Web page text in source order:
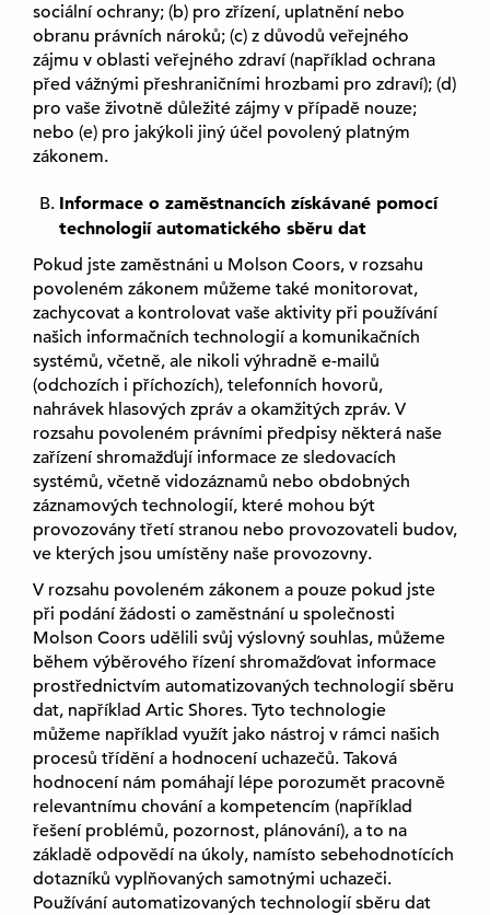
sociální ochrany; (b) pro zřízení, uplatnění nebo
obranu právních nároků; (c) z důvodů veřejného
zájmu v oblasti veřejného zdraví (například ochrana
před vážnými přeshraničními hrozbami pro zdraví); (d)
pro vaše životně důležité zájmy v případě nouze;
nebo (e) pro jakýkoli jiný účel povolený platným
zákonem.
Informace o zaměstnancích získávané pomocí
technologií automatického sběru dat
Pokud jste zaměstnáni u Molson Coors, v rozsahu
povoleném zákonem můžeme také monitorovat,
zachycovat a kontrolovat vaše aktivity při používání
našich informačních technologií a komunikačních
systémů, včetně, ale nikoli výhradně e-mailů
(odchozích i příchozích), telefonních hovorů,
nahrávek hlasových zpráv a okamžitých zpráv. V
rozsahu povoleném právními předpisy některá naše
zařízení shromažďují informace ze sledovacích
systémů, včetně vidozáznamů nebo obdobných
záznamových technologií, které mohou být
provozovány třetí stranou nebo provozovateli budov,
ve kterých jsou umístěny naše provozovny.
V rozsahu povoleném zákonem a pouze pokud jste
při podání žádosti o zaměstnání u společnosti
Molson Coors udělili svůj výslovný souhlas, můžeme
během výběrového řízení shromažďovat informace
prostřednictvím automatizovaných technologií sběru
dat, například Artic Shores. Tyto technologie
můžeme například využít jako nástroj v rámci našich
procesů třídění a hodnocení uchazečů. Taková
hodnocení nám pomáhají lépe porozumět pracovně
relevantnímu chování a kompetencím (například
řešení problémů, pozornost, plánování), a to na
základě odpovědí na úkoly, namísto sebehodnotících
dotazníků vyplňovaných samotnými uchazeči.
Používání automatizovaných technologií sběru dat